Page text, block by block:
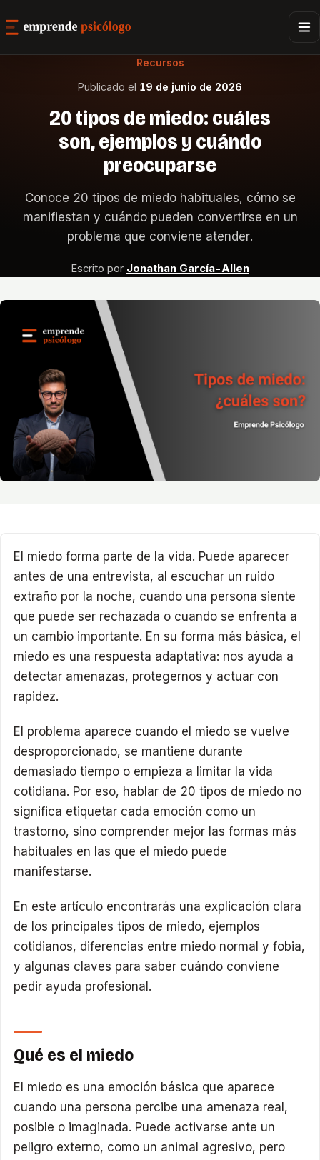
Recursos
Publicado el 19 de junio de 2026
20 tipos de miedo: cuáles
son, ejemplos y cuándo
preocuparse
Conoce 20 tipos de miedo habituales, cómo se
manifiestan y cuándo pueden convertirse en un
problema que conviene atender.
Escrito por Jonathan García-Allen
El miedo forma parte de la vida. Puede aparecer
antes de una entrevista, al escuchar un ruido
extraño por la noche, cuando una persona siente
que puede ser rechazada o cuando se enfrenta a
un cambio importante. En su forma más básica, el
miedo es una respuesta adaptativa: nos ayuda a
detectar amenazas, protegernos y actuar con
rapidez.
El problema aparece cuando el miedo se vuelve
desproporcionado, se mantiene durante
demasiado tiempo o empieza a limitar la vida
cotidiana. Por eso, hablar de 20 tipos de miedo no
significa etiquetar cada emoción como un
trastorno, sino comprender mejor las formas más
habituales en las que el miedo puede
manifestarse.
En este artículo encontrarás una explicación clara
de los principales tipos de miedo, ejemplos
cotidianos, diferencias entre miedo normal y fobia,
y algunas claves para saber cuándo conviene
pedir ayuda profesional.
Qué es el miedo
El miedo es una emoción básica que aparece
cuando una persona percibe una amenaza real,
posible o imaginada. Puede activarse ante un
peligro externo, como un animal agresivo, pero